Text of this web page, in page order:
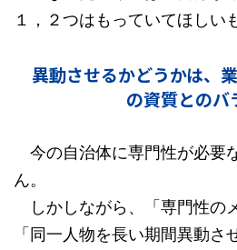
１，２つはもっていてほしい
異動させるかどうかは、
の資質とのバ
今の自治体に専門性が必要
ん。
しかしながら、「専門性の
「同一人物を長い期間異動さ